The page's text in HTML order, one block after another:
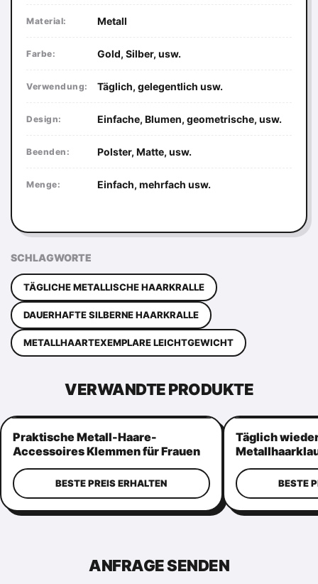
Material: Metall
Farbe: Gold, Silber, usw.
Verwendung: Täglich, gelegentlich usw.
Design: Einfache, Blumen, geometrische, usw.
Beenden: Polster, Matte, usw.
Menge: Einfach, mehrfach usw.
SCHLAGWORTE
TÄGLICHE METALLISCHE HAARKRALLE
DAUERHAFTE SILBERNE HAARKRALLE
METALLHAARTEXEMPLARE LEICHTGEWICHT
VERWANDTE PRODUKTE
Praktische Metall-Haare-
Accessoires Klemmen für Frauen
Mehrzweck
BESTE PREIS ERHALTEN
Täglich
Metall-
BESTE
ANFRAGE SENDEN